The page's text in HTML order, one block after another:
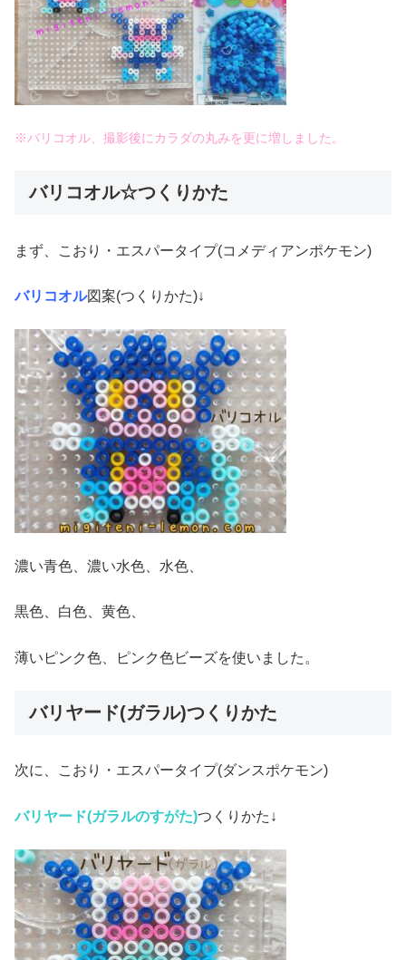
※バリコオル、撮影後にカラダの丸みを更に増しました。
バリコオル☆つくりかた
まず、こおり・エスパータイプ(コメディアンポケモン)
バリコオル図案(つくりかた)↓
濃い青色、濃い水色、水色、
黒色、白色、黄色、
薄いピンク色、ピンク色ビーズを使いました。
バリヤード(ガラル)つくりかた
次に、こおり・エスパータイプ(ダンスポケモン)
バリヤード(ガラルのすがた)つくりかた↓